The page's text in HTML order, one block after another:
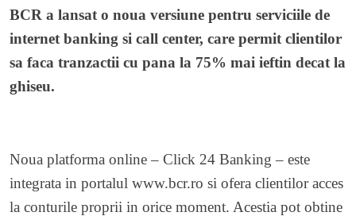
BCR a lansat o noua versiune pentru serviciile de
internet banking si call center, care permit clientilor
sa faca tranzactii cu pana la 75% mai ieftin decat la
ghiseu.
Noua platforma online – Click 24 Banking – este
integrata in portalul www.bcr.ro si ofera clientilor acces
la conturile proprii in orice moment. Acestia pot obtine